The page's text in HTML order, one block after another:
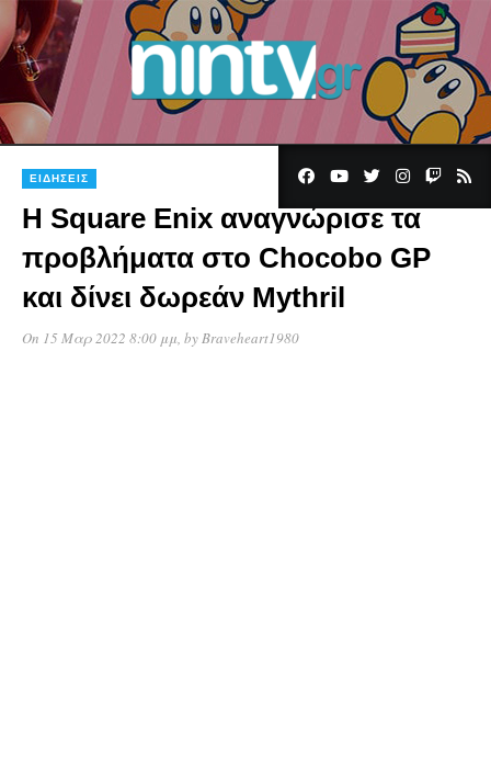
ΕΙΔΉΣΕΙΣ
Η Square Enix αναγνώρισε τα
προβλήματα στο Chocobo GP
και δίνει δωρεάν Mythril
On 15 Μαρ 2022 8:00 μμ , by Braveheart1980